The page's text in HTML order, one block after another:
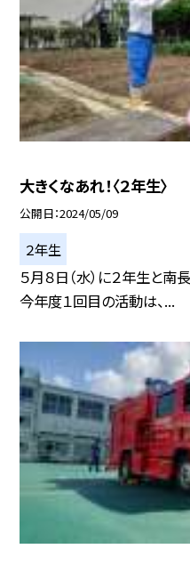
大きくなあれ！〈２年生〉
公開日 2024/05/09
２年生
５月８日（水）に２年生と
今年度１回目の活動は、...